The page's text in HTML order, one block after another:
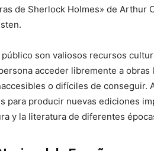
de Sherlock Holmes» de Arthur
son valiosos recursos
acceder libremente a
o difíciles de conseguir.
para producir nuevas ediciones
y la literatura de diferentes